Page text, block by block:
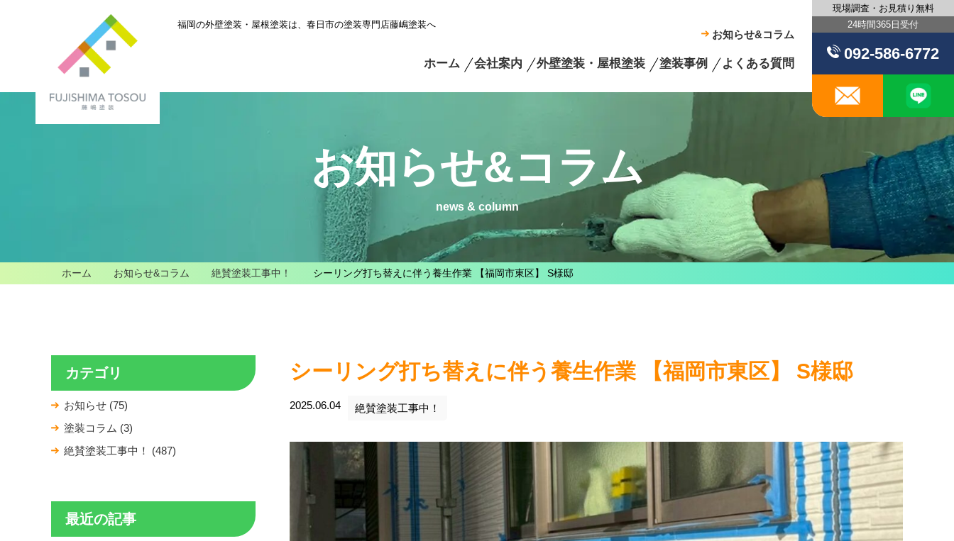
福岡の外壁塗装・屋根塗装は、 春日市の塗装専門店藤嶋塗装へ
ホーム 会社案内 外壁塗装・屋根塗装 塗装事例 よくある質問
お知らせ&コラム
現場調査・お見積り無料
24時間365日受付
092-586-6772
メール
お知らせ&コラム
news & column
ホーム お知らせ&コラム 絶賛塗装工事中！ シーリング打ち替えに伴う養生作業 【福岡市東区】 S様邸
シーリング打ち替えに伴う養生作業 【福岡市東区】 S様邸
2025.06.04 絶賛塗装工事中！
カテゴリ
お知らせ (75)
塗装コラム (3)
絶賛塗装工事中！ (487)
最近の記事